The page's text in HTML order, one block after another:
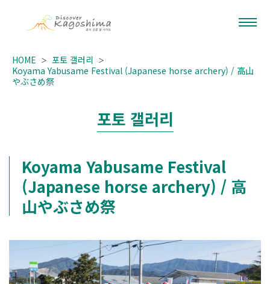
HOME
포토 갤러리
Koyama Yabusame Festival (Japanese horse archery) / 高山
やぶさめ祭
포토 갤러리
Koyama Yabusame Festival
(Japanese horse archery) / 高
山やぶさめ祭